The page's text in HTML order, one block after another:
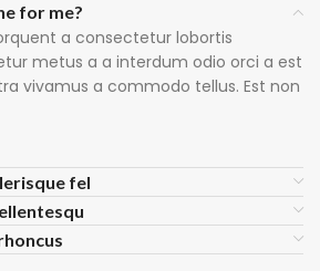
for me?
a consectetur lobortis
metus a a interdum odio orci a est
vivamus a commodo tellus. Est non
fel